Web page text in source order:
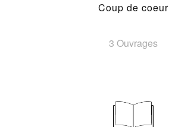
Coup de coeur
3 Ouvrages